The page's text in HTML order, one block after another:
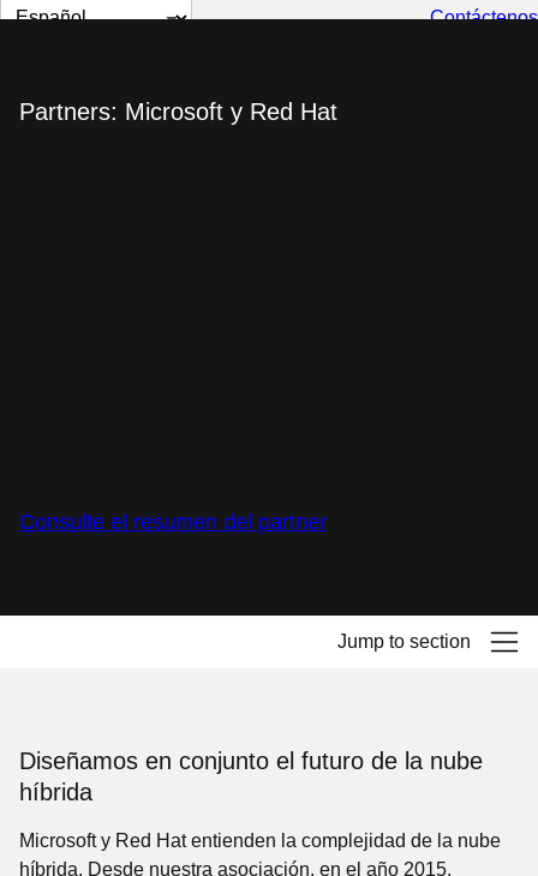
Cambiar
Contáctenos
Partners: Microsoft y Red Hat
Consulte el resumen del partner
Jump to section
Diseñamos en conjunto el futuro de la nube
híbrida
Microsoft y Red Hat entienden la complejidad de la nube
híbrida. Desde nuestra asociación, en el año 2015,